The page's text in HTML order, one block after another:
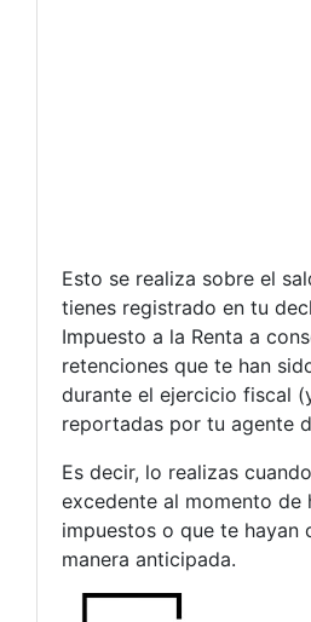
Esto se realiza sobre el
tienes registrado en tu
Impuesto a la Renta a
retenciones que te han
durante el ejercicio fiscal
reportadas por tu agente
Es decir, lo realizas
excedente al momento de
impuestos o que te hayan
manera anticipada.